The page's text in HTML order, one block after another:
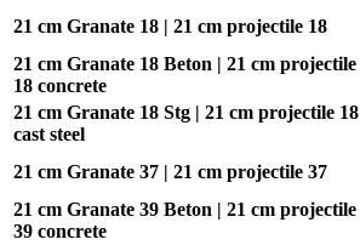
21 cm Granate 18 | 21 cm projectile 18
21 cm Granate 18 Beton | 21 cm projectile
18 concrete
21 cm Granate 18 Stg | 21 cm projectile 18
cast steel
21 cm Granate 37 | 21 cm projectile 37
21 cm Granate 39 Beton | 21 cm projectile
39 concrete